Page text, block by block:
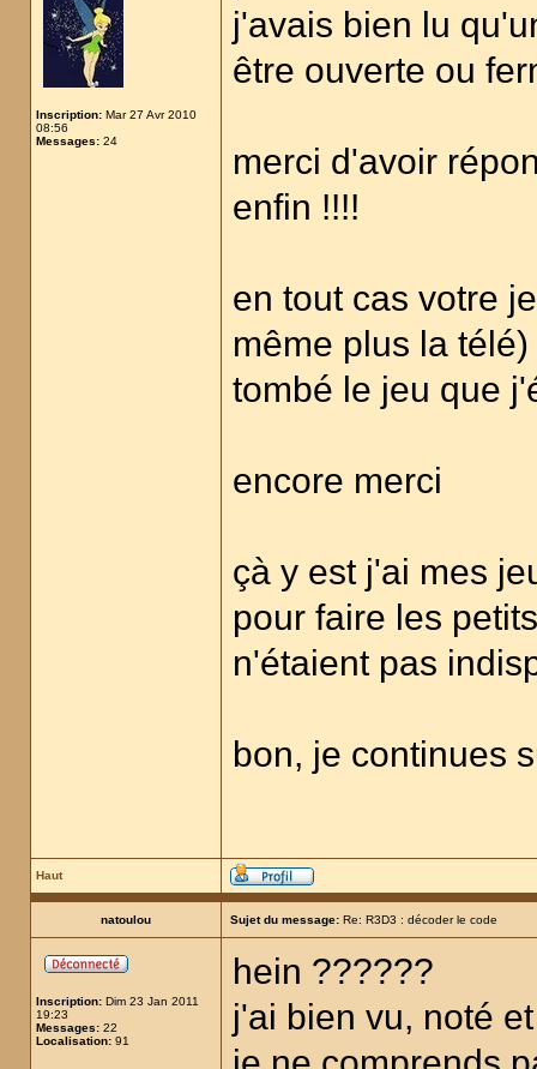
Inscription: Mar 27 Avr 2010
08:56
Messages: 24
j'avais bien lu
être ouverte ou
merci d'avoir
enfin !!!!
en tout cas votre
même plus la
tombé le jeu que
encore merci
çà y est j'ai mes
pour faire les
n'étaient pas
bon, je continues
Haut
natoulou Sujet du message: Re: R3D3 : décoder le code
Inscription: Dim 23 Jan 2011
19:23
Messages: 22
Localisation: 91
hein ??????
j'ai bien vu, noté